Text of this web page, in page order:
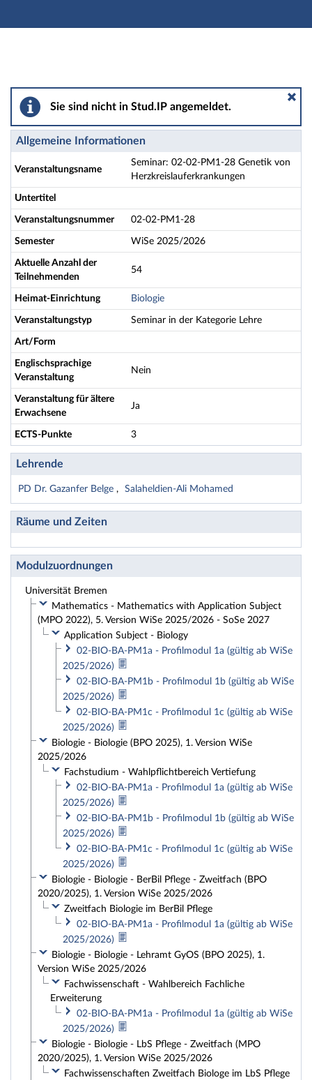
Hauptnavigation
Seminar: 02-02-PM1-28 Genetik von
Sie sind nicht in Stud.IP angemeldet.
Allgemeine Informationen
Veranstaltungsname
Seminar: 02-02-PM1-28 Genetik von
Herzkreislauferkrankungen
Untertitel
Veranstaltungsnummer 02-02-PM1-28
Semester WiSe 2025/2026
Aktuelle Anzahl der
Teilnehmenden
54
Heimat-Einrichtung Biologie
Veranstaltungstyp Seminar in der Kategorie Lehre
Art/Form
Englischsprachige
Veranstaltung
Nein
Veranstaltung für ältere
Erwachsene
Ja
ECTS-Punkte 3
Lehrende
PD Dr. Gazanfer Belge Salaheldien-Ali Mohamed
Räume und Zeiten
Modulzuordnungen
Universität Bremen
Mathematics - Mathematics with Application Subject
(MPO 2022), 5. Version WiSe 2025/2026 - SoSe 2027
Application Subject - Biology
02-BIO-BA-PM1a - Profilmodul 1a (gültig ab WiSe
2025/2026)
02-BIO-BA-PM1b - Profilmodul 1b (gültig ab WiSe
2025/2026)
02-BIO-BA-PM1c - Profilmodul 1c (gültig ab WiSe
2025/2026)
Biologie - Biologie (BPO 2025), 1. Version WiSe
2025/2026
Fachstudium - Wahlpflichtbereich Vertiefung
02-BIO-BA-PM1a - Profilmodul 1a (gültig ab WiSe
2025/2026)
02-BIO-BA-PM1b - Profilmodul 1b (gültig ab WiSe
2025/2026)
02-BIO-BA-PM1c - Profilmodul 1c (gültig ab WiSe
2025/2026)
Biologie - Biologie - BerBil Pflege - Zweitfach (BPO
2020/2025), 1. Version WiSe 2025/2026
Zweitfach Biologie im BerBil Pflege
02-BIO-BA-PM1a - Profilmodul 1a (gültig ab WiSe
2025/2026)
Biologie - Biologie - Lehramt GyOS (BPO 2025), 1.
Version WiSe 2025/2026
Fachwissenschaft - Wahlbereich Fachliche
Erweiterung
02-BIO-BA-PM1a - Profilmodul 1a (gültig ab WiSe
2025/2026)
Biologie - Biologie - LbS Pflege - Zweitfach (MPO
2020/2025), 1. Version WiSe 2025/2026
Fachwissenschaften Zweitfach Biologe im LbS Pflege